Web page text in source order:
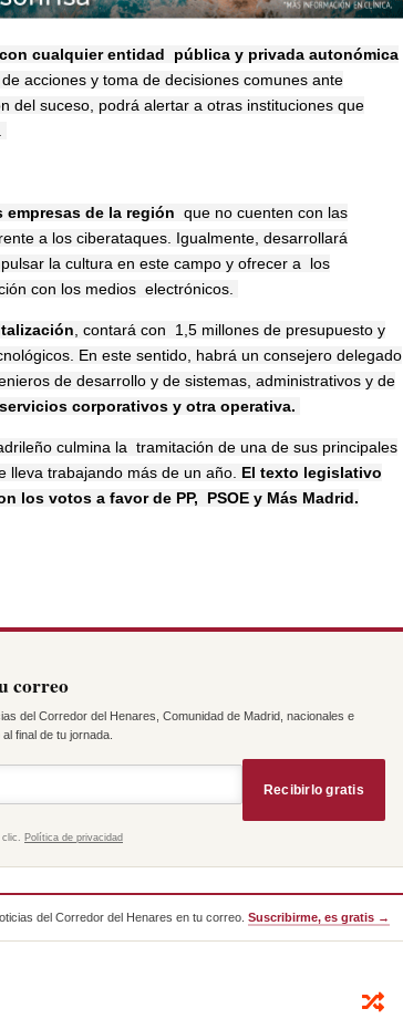
cualquier entidad pública y privada autonómica
acciones y toma de decisiones comunes ante
del suceso, podrá alertar a otras instituciones que
de la región que no cuenten con las
a los ciberataques. Igualmente, desarrollará
la cultura en este campo y ofrecer a los
con los medios electrónicos.
, contará con 1,5 millones de presupuesto y
En este sentido, habrá un consejero delegado
de desarrollo y de sistemas, administrativos y de
corporativos y otra operativa.
culmina la tramitación de una de sus principales
trabajando más de un año. El texto legislativo
los votos a favor de PP, PSOE y Más Madrid.
correo
del Corredor del Henares, Comunidad de Madrid, nacionales e
final de tu jornada.
Recibirlo gratis
clic. Política de privacidad
del Corredor del Henares en tu correo. Suscribirme, es gratis →